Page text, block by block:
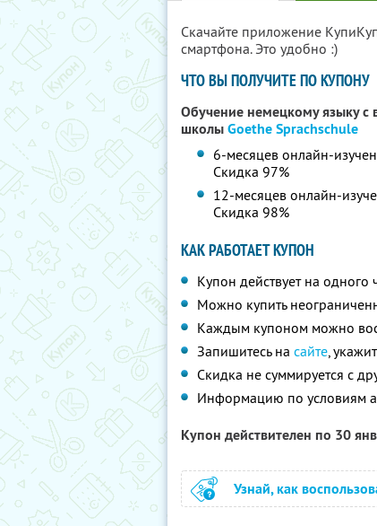
Скачайте приложение
смартфона. Это удобно :)
ЧТО ВЫ ПОЛУЧИТЕ ПО КУПОНУ
Обучение немецкому языку с
школыGoethe Sprachschule
6-месяцев онлайн-
Скидка 97%
12-месяцев онлайн-
Скидка 98%
КАК РАБОТАЕТ КУПОН
Купон действует на одного
Можно купить
Каждым купоном можно
Запишитесь на сайте,
Скидка не суммируется с
Информацию по условиям
Купон действителен по 30
Узнай, как